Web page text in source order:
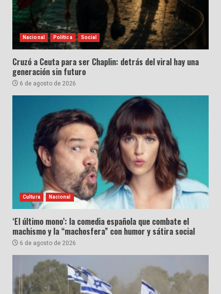
Nacional Política Social
Cruzó a Ceuta para ser Chaplin: detrás del viral hay una
generación sin futuro
6 de agosto de 2026
Cultura Nacional
‘El último mono’: la comedia española que combate el
machismo y la “machosfera” con humor y sátira social
6 de agosto de 2026